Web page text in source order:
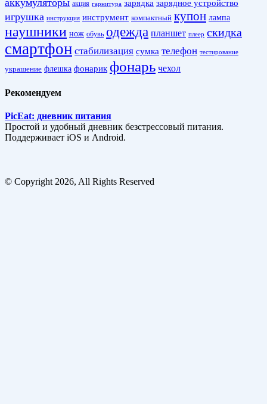
акция гарнитура зарядка зарядное устройство
игрушка инструкция инструмент компактный купон лампа
наушники нож обувь одежда планшет плеер скидка
смартфон стабилизация сумка телефон тестирование
украшение флешка фонарик фонарь чехол
Рекомендуем
PicEat: дневник питания
Простой и удобный дневник безстрессовый питания.
Поддерживает iOS и Android.
© Copyright 2026, All Rights Reserved